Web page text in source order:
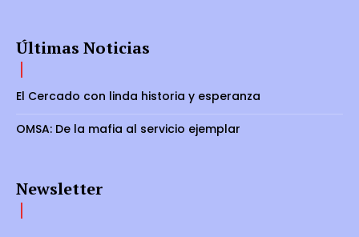
Últimas Noticias
El Cercado con linda historia y esperanza
OMSA: De la mafia al servicio ejemplar
Newsletter